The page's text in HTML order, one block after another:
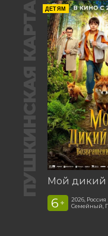
ПУШКИНСКАЯ КАРТА ДЕТЯМ
6 +
2026, Россия
Семейный,